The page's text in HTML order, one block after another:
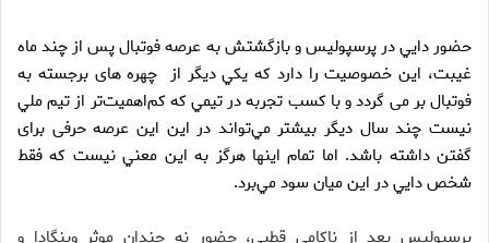
حضور دايي در پرسپوليس و بازگشتش به عرصه فوتبال پس از چند ماه
غيبت، اين خصوصیت را دارد كه يكي دیگر از چهره های برجسته به
فوتبال بر می گردد و با كسب تجربه در تيمي كه كم‌اهميت‌تر از تيم ملي
نيست چند سال ديگر بیشتر مي‌تواند در این این عرصه حرفی برای
گفتن داشته باشد. اما تمام اينها هرگز به اين معني نيست كه فقط
شخص دايي در اين ميان سود مي‌برد.
پرسپوليس بعد از ناكامي قطبي، حضور نه چندان موثر وينگادا و